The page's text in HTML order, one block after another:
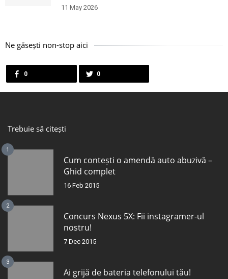
11 May 2026
Ne găsești non-stop aici
0 0
Trebuie să citești
1
Cum contești o amendă auto abuzivă –
Ghid complet
16 Feb 2015
2
Concurs Nexus 5X: Fii instagramer-ul
nostru!
7 Dec 2015
3
Ai grijă de bateria telefonului tău!